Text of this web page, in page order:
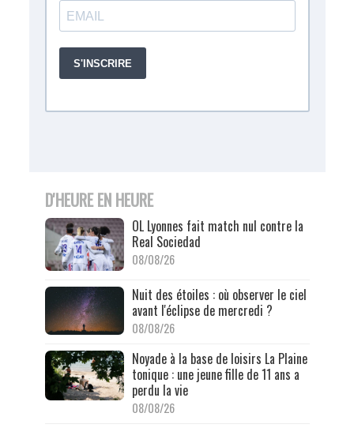
D'HEURE EN HEURE
OL Lyonnes fait match nul contre la
Real Sociedad
08/08/26
Nuit des étoiles : où observer le ciel
avant l'éclipse de mercredi ?
08/08/26
Noyade à la base de loisirs La Plaine
tonique : une jeune fille de 11 ans a
perdu la vie
08/08/26